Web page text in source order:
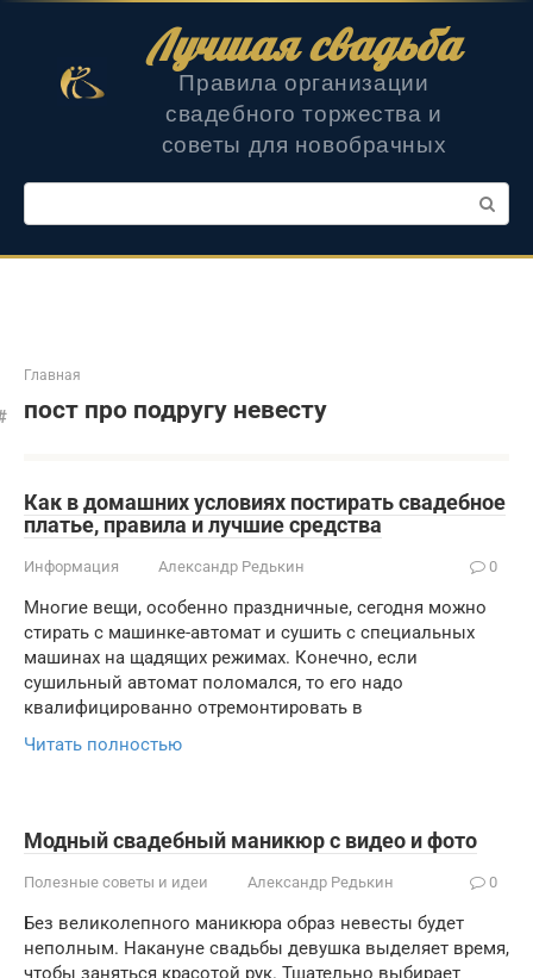
Лучшая свадьба
Правила организации
свадебного торжества и
советы для новобрачных
Поиск:
Главная
пост про подругу невесту
Как в домашних условиях постирать свадебное
платье, правила и лучшие средства
Информация Александр Редькин 0
Многие вещи, особенно праздничные, сегодня можно
стирать с машинке-автомат и сушить с специальных
машинах на щадящих режимах. Конечно, если
сушильный автомат поломался, то его надо
квалифицированно отремонтировать в
Читать полностью
Модный свадебный маникюр с видео и фото
Полезные советы и идеи Александр Редькин 0
Без великолепного маникюра образ невесты будет
неполным. Накануне свадьбы девушка выделяет время,
чтобы заняться красотой рук. Тщательно выбирает